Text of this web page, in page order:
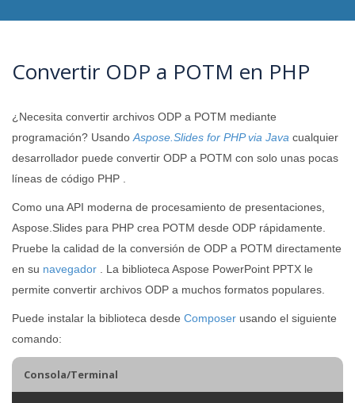
Convertir ODP a POTM en PHP
¿Necesita convertir archivos ODP a POTM mediante
programación? Usando Aspose.Slides for PHP via Java cualquier
desarrollador puede convertir ODP a POTM con solo unas pocas
líneas de código PHP .
Como una API moderna de procesamiento de presentaciones,
Aspose.Slides para PHP crea POTM desde ODP rápidamente.
Pruebe la calidad de la conversión de ODP a POTM directamente
en su navegador . La biblioteca Aspose PowerPoint PPTX le
permite convertir archivos ODP a muchos formatos populares.
Puede instalar la biblioteca desde Composer usando el siguiente
comando:
Consola/Terminal